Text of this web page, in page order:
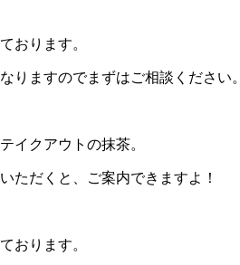
おります。
りますのでまずはご相談ください。
イクアウトの抹茶。
ただくと、ご案内できますよ！
おります。